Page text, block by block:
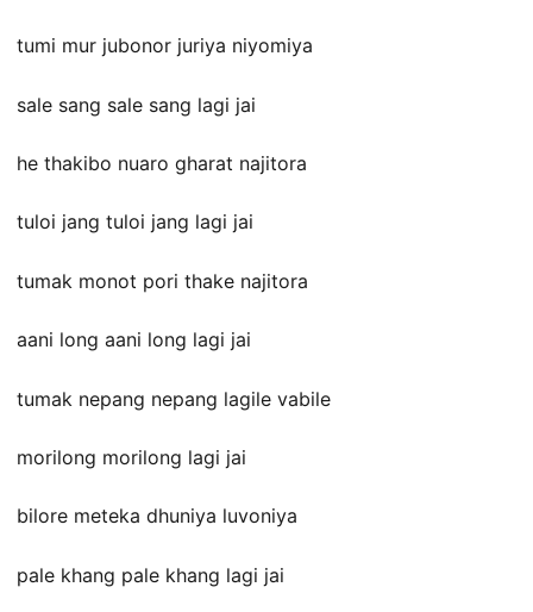
tumi mur jubonor juriya niyomiya
sale sang sale sang lagi jai
he thakibo nuaro gharat najitora
tuloi jang tuloi jang lagi jai
tumak monot pori thake najitora
aani long aani long lagi jai
tumak nepang nepang lagile vabile
morilong morilong lagi jai
bilore meteka dhuniya luvoniya
pale khang pale khang lagi jai